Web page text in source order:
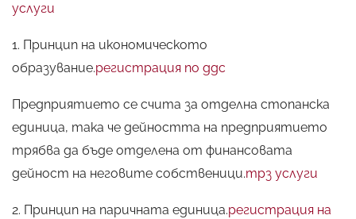
услуги
1. Принцип на икономическото
образувание.регистрация по ддс
Предприятието се счита за отделна стопанска
единица, така че дейността на предприятието
трябва да бъде отделена от финансовата
дейност на неговите собственици.трз услуги
2. Принцип на паричната единица.регистрация на